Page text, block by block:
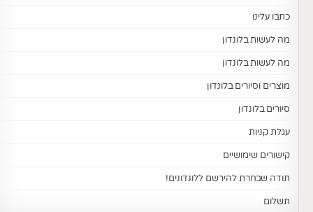
כתבו עלינו
מה לעשות בלונדון
מה לעשות בלונדון
מוצרים וסיורים בלונדון
סיורים בלונדון
עגלת קניות
קישורים שימושיים
תודה שבחרת להירשם ללונדונים!
תשלום